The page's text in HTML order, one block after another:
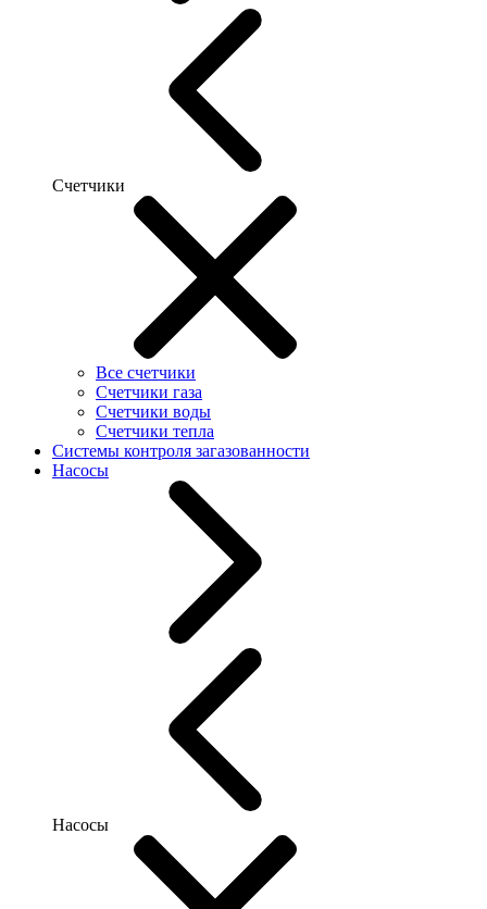
Счетчики
Все счетчики
Счетчики газа
Счетчики воды
Счетчики тепла
Системы контроля загазованности
Насосы
Насосы